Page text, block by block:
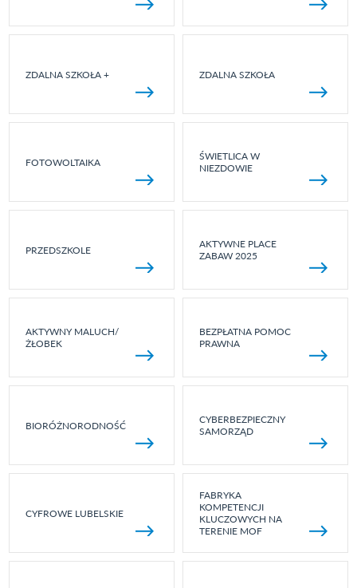
ZDALNA SZKOŁA + ZDALNA SZKOŁA
FOTOWOLTAIKA
ŚWIETLICA W
NIEZDOWIE
PRZEDSZKOLE
AKTYWNE PLACE
ZABAW 2025
AKTYWNY MALUCH/
ŻŁOBEK
BEZPŁATNA POMOC
PRAWNA
BIORÓŻNORODNOŚĆ
CYBERBEZPIECZNY
SAMORZĄD
CYFROWE LUBELSKIE
FABRYKA
KOMPETENCJI
KLUCZOWYCH NA
TERENIE MOF